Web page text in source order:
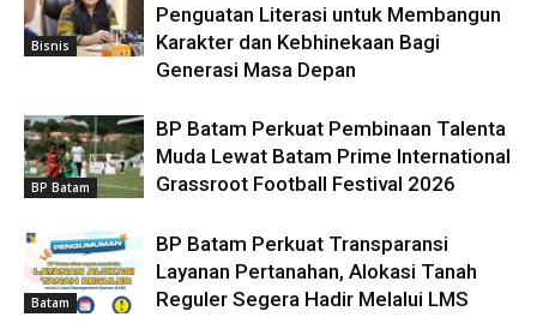
Bisnis
Penguatan Literasi untuk Membangun
Karakter dan Kebhinekaan Bagi
Generasi Masa Depan
BP Batam
BP Batam Perkuat Pembinaan Talenta
Muda Lewat Batam Prime International
Grassroot Football Festival 2026
Batam
BP Batam Perkuat Transparansi
Layanan Pertanahan, Alokasi Tanah
Reguler Segera Hadir Melalui LMS